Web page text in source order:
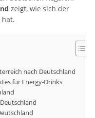
zeigt, wie sich der
hat.
nach Deutschland
für Energy-Drinks